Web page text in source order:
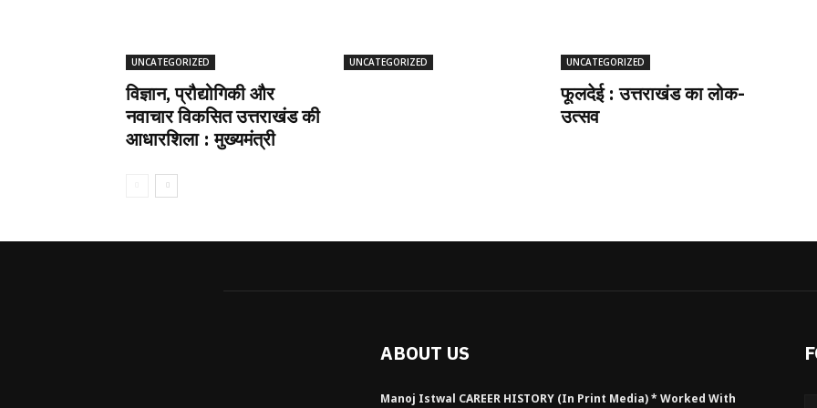
UNCATEGORIZED
विज्ञान, प्रौद्योगिकी और
नवाचार विकसित उत्तराखंड की
आधारशिला : मुख्यमंत्री
UNCATEGORIZED UNCATEGORIZED
फूलदेई : उत्तराखंड का लोक-
उत्सव
ABOUT US
Manoj Istwal CAREER HISTORY (in Print Media) * Worked With